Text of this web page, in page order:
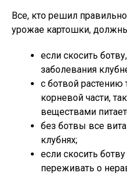
Все, кто решил
урожае картошки,
если скосить
заболевания
с ботвой растению
корневой части,
веществами
без ботвы все
клубнях;
если скосить
переживать о